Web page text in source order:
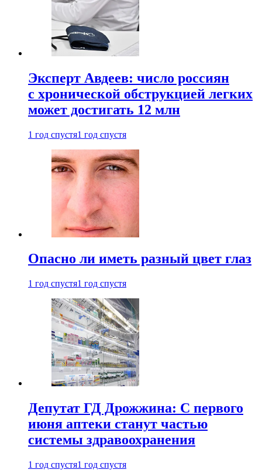
Эксперт Авдеев: число россиян
с хронической обструкцией легких
может достигать 12 млн
1 год спустя1 год спустя
Опасно ли иметь разный цвет глаз
1 год спустя1 год спустя
Депутат ГД Дрожжина: С первого
июня аптеки станут частью
системы здравоохранения
1 год спустя1 год спустя